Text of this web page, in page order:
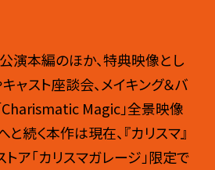
演本編のほか、特典映像とし
ャスト座談会、メイキング＆バ
Charismatic Magic」全景映像
続く本作は現在、『カリスマ』
ア「カリスマガレージ」限定で